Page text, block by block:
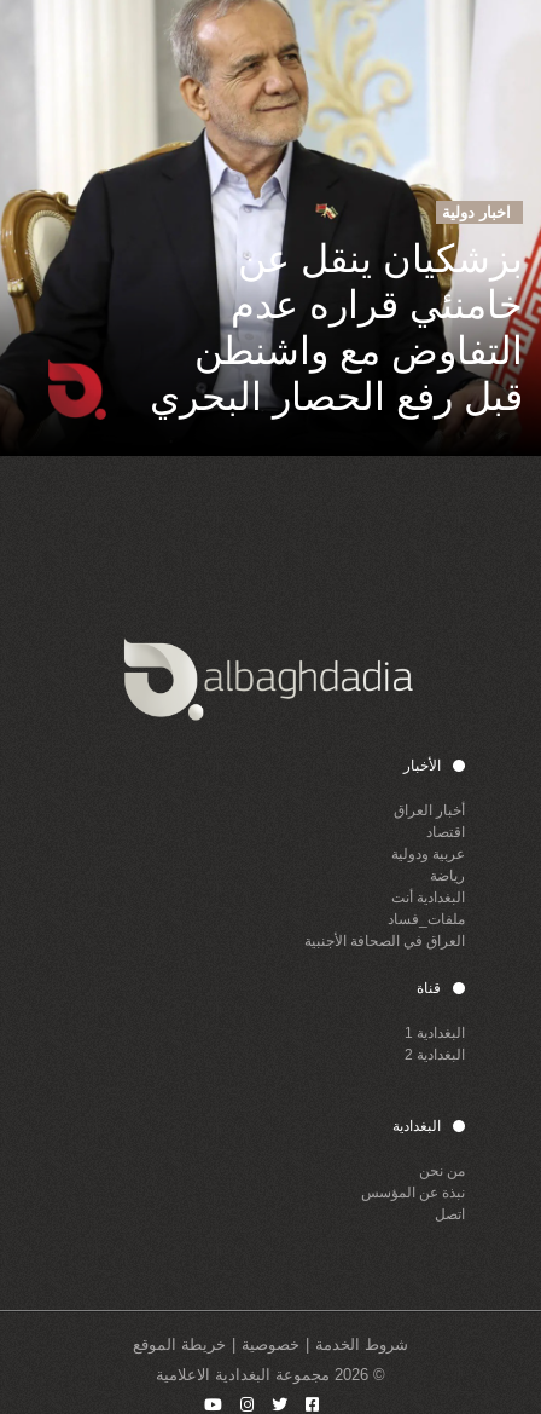
اخبار دولية
بزشكيان ينقل عن
خامنئي قراره عدم
التفاوض مع واشنطن
قبل رفع الحصار البحري
الأخبار
أخبار العراق
اقتصاد
عربية ودولية
رياضة
البغدادية أنت
ملفات_فساد
العراق في الصحافة الأجنبية
قناة
البغدادية 1
البغدادية 2
البغدادية
من نحن
نبذة عن المؤسس
اتصل
شروط الخدمة خصوصية
خريطة الموقع
© 2026 مجموعة البغدادية الاعلامية